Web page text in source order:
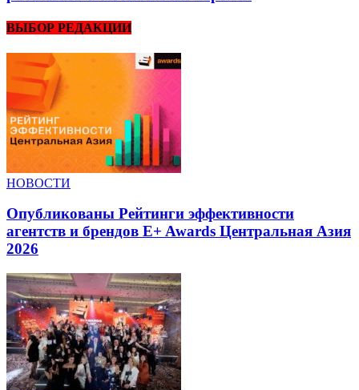
ВЫБОР РЕДАКЦИИ
НОВОСТИ
Опубликованы Рейтинги эффективности
агентств и брендов E+ Awards Центральная Азия
2026